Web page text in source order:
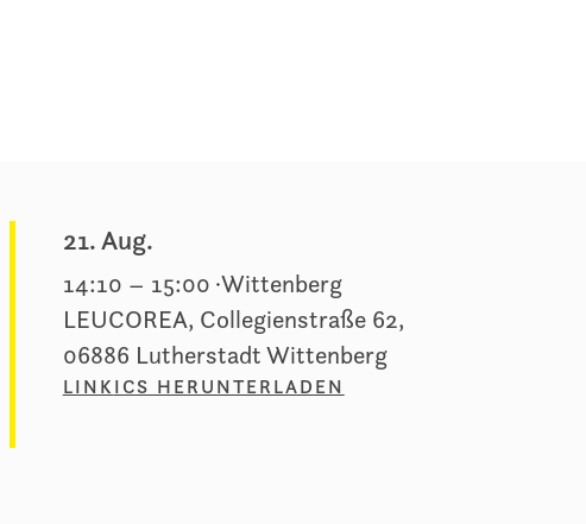
21. Aug.
14:10 – 15:00 Wittenberg
LEUCOREA, Collegienstraße 62,
06886 Lutherstadt Wittenberg
LINK ICS HERUNTERLADEN